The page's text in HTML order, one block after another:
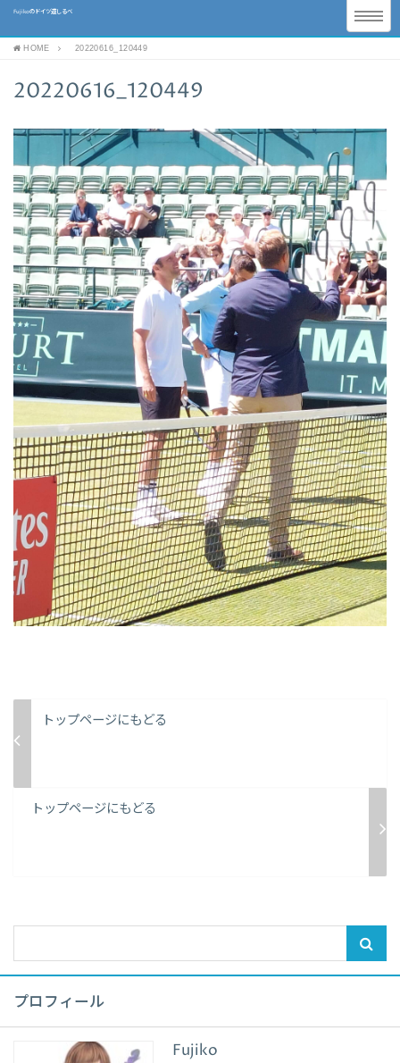
Fujikoのドイツ道しるべ
HOME 20220616_120449
20220616_120449
トップページにもどる
トップページにもどる
プロフィール
Fujiko